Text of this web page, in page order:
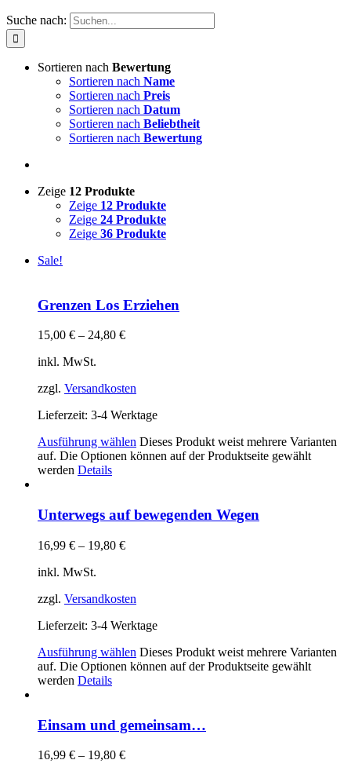
Suche nach:
Sortieren nach Bewertung
Sortieren nach Name
Sortieren nach Preis
Sortieren nach Datum
Sortieren nach Beliebtheit
Sortieren nach Bewertung
Zeige 12 Produkte
Zeige 12 Produkte
Zeige 24 Produkte
Zeige 36 Produkte
Sale!
Grenzen Los Erziehen
15,00 € – 24,80 €
inkl. MwSt.
zzgl. Versandkosten
Lieferzeit: 3-4 Werktage
Ausführung wählen Dieses Produkt weist mehrere Varianten
auf. Die Optionen können auf der Produktseite gewählt
werden Details
Unterwegs auf bewegenden Wegen
16,99 € – 19,80 €
inkl. MwSt.
zzgl. Versandkosten
Lieferzeit: 3-4 Werktage
Ausführung wählen Dieses Produkt weist mehrere Varianten
auf. Die Optionen können auf der Produktseite gewählt
werden Details
Einsam und gemeinsam…
16,99 € – 19,80 €